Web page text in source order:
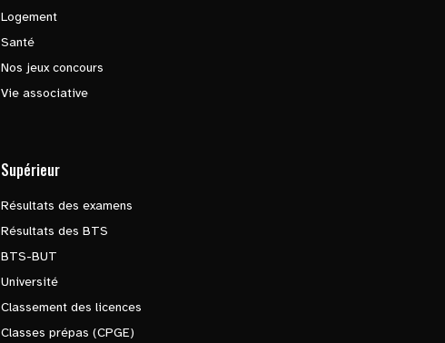
Logement
Santé
Nos jeux concours
Vie associative
Supérieur
Résultats des examens
Résultats des BTS
BTS-BUT
Université
Classement des licences
Classes prépas (CPGE)